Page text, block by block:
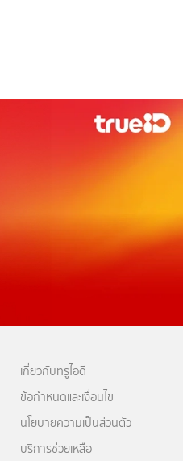
เกี่ยวกับทรูไอดี
ข้อกำหนดและเงื่อนไข
นโยบายความเป็นส่วนตัว
บริการช่วยเหลือ